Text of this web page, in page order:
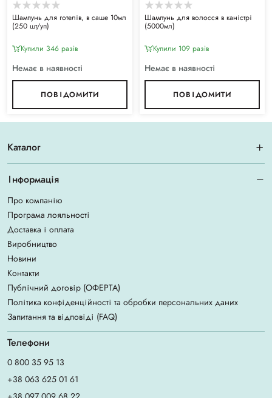
Шампунь для готелів, в саше 10мл
(250 шт/уп)
Купили 346 разiв
Немає в наявності
ПОВІДОМИТИ
Шампунь для волосся в каністрі
(5000мл)
Купили 109 разiв
Немає в наявності
ПОВІДОМИТИ
Каталог
Інформація
Про компанію
Програма лояльності
Доставка і оплата
Виробництво
Новини
Контакти
Публічний договір (ОФЕРТА)
Політика конфіденційності та обробки персональних даних
Запитання та відповіді (FAQ)
Телефони
0 800 35 95 13
+38 063 625 01 61